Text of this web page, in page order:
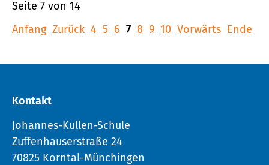
Seite 7 von 14
Anfang Zurück 4 5 6 7 8 9 10 Vorwärts Ende
Kontakt
Johannes-Kullen-Schule
Zuffenhauserstraße 24
70825 Korntal-Münchingen